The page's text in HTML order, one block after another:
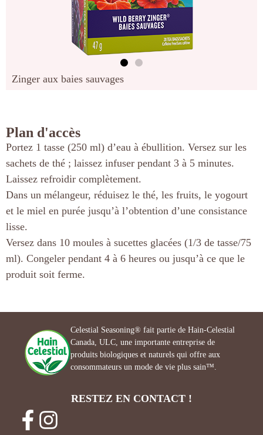
Zinger aux baies sauvages
Plan d'accès
Portez 1 tasse (250 ml) d’eau à ébullition. Versez sur les
sachets de thé ; laissez infuser pendant 3 à 5 minutes.
Laissez refroidir complètement.
Dans un mélangeur, réduisez le thé, les fruits, le yogourt
et le miel en purée jusqu’à l’obtention d’une consistance
lisse.
Versez dans 10 moules à sucettes glacées (1/3 de tasse/75
ml). Congeler pendant 4 à 6 heures ou jusqu’à ce que le
produit soit ferme.
Celestial Seasoning® fait partie de Hain-Celestial
Canada, ULC, une importante entreprise de
produits biologiques et naturels qui offre aux
consommateurs un mode de vie plus sain™.
RESTEZ EN CONTACT !